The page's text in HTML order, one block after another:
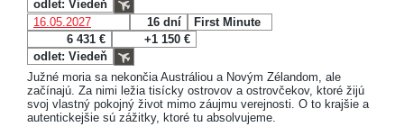
odlet: Viedeň
16.05.2027
16 dní
First Minute
6 431 €
+1 150 €
odlet: Viedeň
Južné moria sa nekončia Austráliou a Novým Zélandom, ale
začínajú. Za nimi ležia tisícky ostrovov a ostrovčekov, ktoré žijú
svoj vlastný pokojný život mimo záujmu verejnosti. O to krajšie a
autentickejšie sú zážitky, ktoré tu absolvujeme.